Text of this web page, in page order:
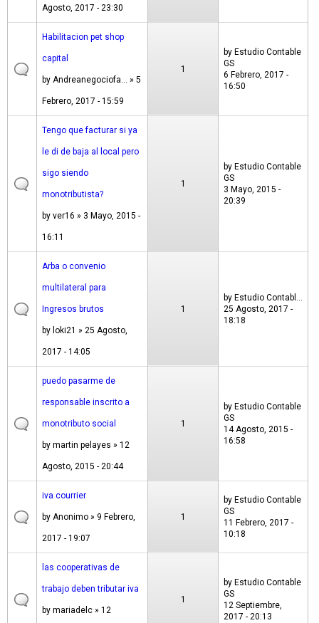
Agosto, 2017 - 23:30
Habilitacion pet shop
capital
by Andreanegociofa... » 5
Febrero, 2017 - 15:59
1
by Estudio Contable
GS
6 Febrero, 2017 -
16:50
Tengo que facturar si ya
le di de baja al local pero
sigo siendo
monotributista?
by ver16 » 3 Mayo, 2015 -
16:11
1
by Estudio Contable
GS
3 Mayo, 2015 -
20:39
Arba o convenio
multilateral para
Ingresos brutos
by loki21 » 25 Agosto,
2017 - 14:05
1
by Estudio Contabl...
25 Agosto, 2017 -
18:18
puedo pasarme de
responsable inscrito a
monotributo social
by martin pelayes » 12
Agosto, 2015 - 20:44
1
by Estudio Contable
GS
14 Agosto, 2015 -
16:58
iva courrier
by Anonimo » 9 Febrero,
2017 - 19:07
1
by Estudio Contable
GS
11 Febrero, 2017 -
10:18
las cooperativas de
trabajo deben tributar iva
by mariadelc » 12
1
by Estudio Contable
GS
12 Septiembre,
2017 - 20:13